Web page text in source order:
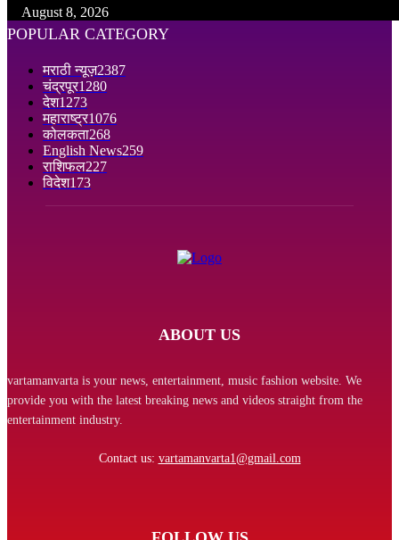
August 8, 2026
POPULAR CATEGORY
मराठी न्यूज़2387
चंद्रपूर1280
देश1273
महाराष्ट्र1076
कोलकता268
English News259
राशिफल227
विदेश173
ABOUT US
vartamanvarta is your news, entertainment, music fashion website. We
provide you with the latest breaking news and videos straight from the
entertainment industry.
Contact us: vartamanvarta1@gmail.com